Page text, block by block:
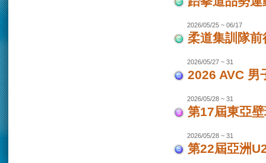
2026/05/25 ~ 06/17
柔道集訓隊
2026/05/27 ~ 31
2026 AVC 男
2026/05/28 ~ 31
第17屆東亞
2026/05/28 ~ 31
第22屆亞洲